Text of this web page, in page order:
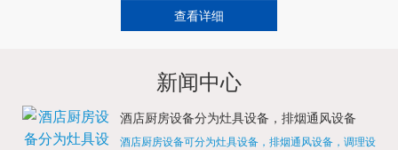
查看详细
新闻中心
酒店厨房设备分为灶具设备，排烟通风设备
酒店厨房设备可分为灶具设备，排烟通风设备，调理设